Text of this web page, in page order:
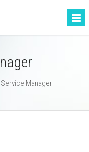
Service Manager